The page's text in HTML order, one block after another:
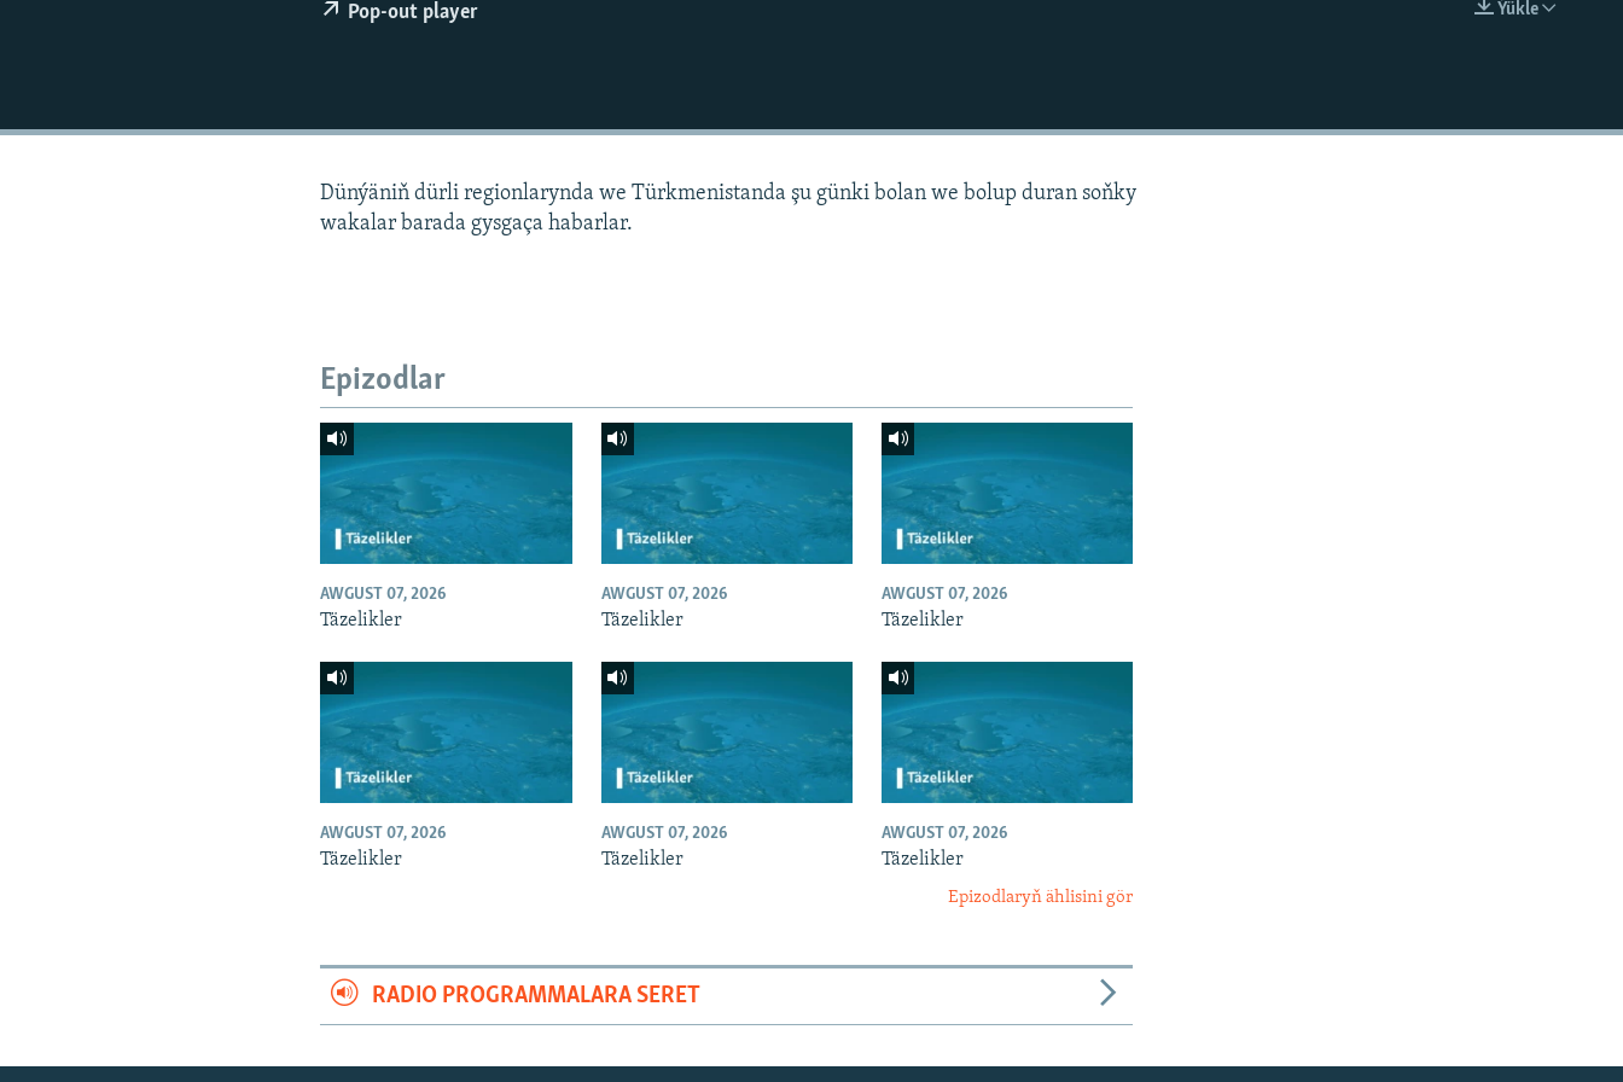
Ýükle
Pop-out player
Dünýäniň dürli regionlarynda we Türkmenistanda şu günki bolan we bolup duran soňky
wakalar barada gysgaça habarlar.
Epizodlar
AWGUST 07, 2026
Täzelikler
AWGUST 07, 2026
Täzelikler
AWGUST 07, 2026
Täzelikler
AWGUST 07, 2026
Täzelikler
AWGUST 07, 2026
Täzelikler
AWGUST 07, 2026
Täzelikler
Epizodlaryň ählisini gör
RADIO PROGRAMMALARA SERET